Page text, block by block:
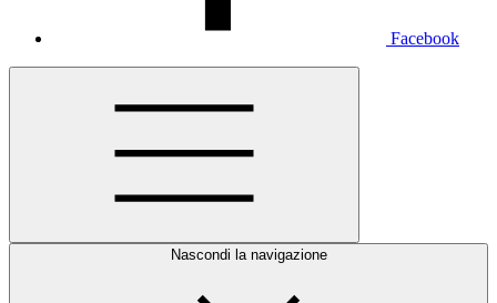
Facebook
Nascondi la navigazione